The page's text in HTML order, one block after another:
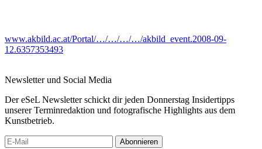
www.akbild.ac.at/Portal/…/…/…/…/akbild_event.2008-09-
12.6357353493
Newsletter und Social Media
Der eSeL Newsletter schickt dir jeden Donnerstag Insidertipps
unserer Terminredaktion und fotografische Highlights aus dem
Kunstbetrieb.
Abonnieren